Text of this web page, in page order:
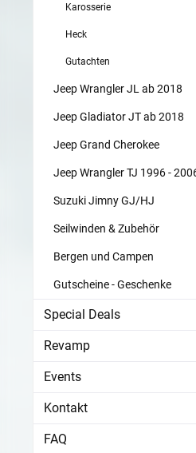
Karosserie
Heck
Gutachten
Jeep Wrangler JL ab 2018
Jeep Gladiator JT ab 2018
Jeep Grand Cherokee
Jeep Wrangler TJ 1996 -
Suzuki Jimny GJ/HJ
Seilwinden & Zubehör
Bergen und Campen
Gutscheine - Geschenke
Special Deals
Revamp
Events
Kontakt
FAQ